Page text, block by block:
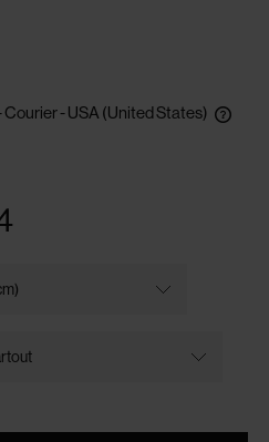
Courier - USA (United States)